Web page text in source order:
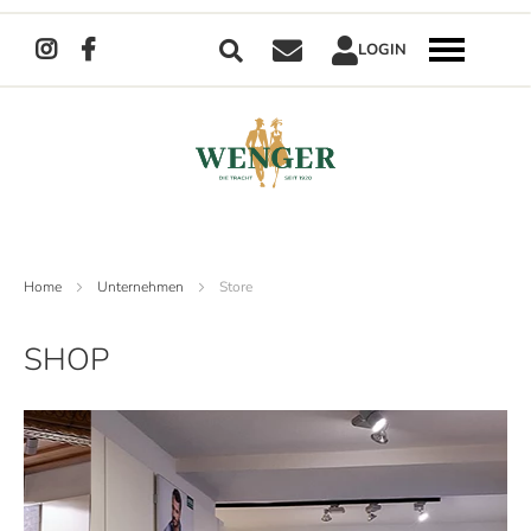
Suche LOGIN
Navigation
umschalten
Home Unternehmen Store
SHOP